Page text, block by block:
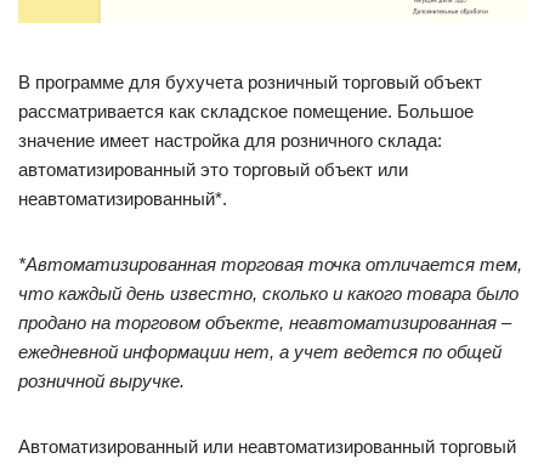
В программе для бухучета розничный торговый объект
рассматривается как складское помещение. Большое
значение имеет настройка для розничного склада:
автоматизированный это торговый объект или
неавтоматизированный*.
*Автоматизированная торговая точка отличается тем,
что каждый день известно, сколько и какого товара было
продано на торговом объекте, неавтоматизированная –
ежедневной информации нет, а учет ведется по общей
розничной выручке.
Автоматизированный или неавтоматизированный торговый